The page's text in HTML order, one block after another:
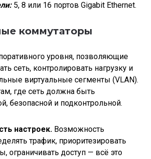
5, 8 или 16 портов Gigabit Ethernet.
коммутаторы
уровня, позволяющие
сеть, контролировать нагрузку и
виртуальные сегменты (VLAN).
где сеть должна быть
безопасной и подконтрольной.
настроек. Возможность
трафик, приоритезировать
ограничивать доступ — всё это